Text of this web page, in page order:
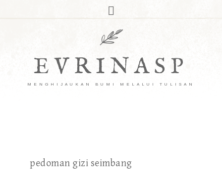
EVRINASP
MENGHIJAUKAN BUMI MELALUI TULISAN
pedoman gizi seimbang